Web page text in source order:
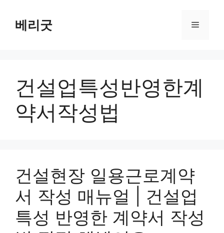
베리굿 메
건설업특성반영한계
약서작성법
건설현장 일용근로계약
서 작성 매뉴얼 | 건설업
특성 반영한 계약서 작성